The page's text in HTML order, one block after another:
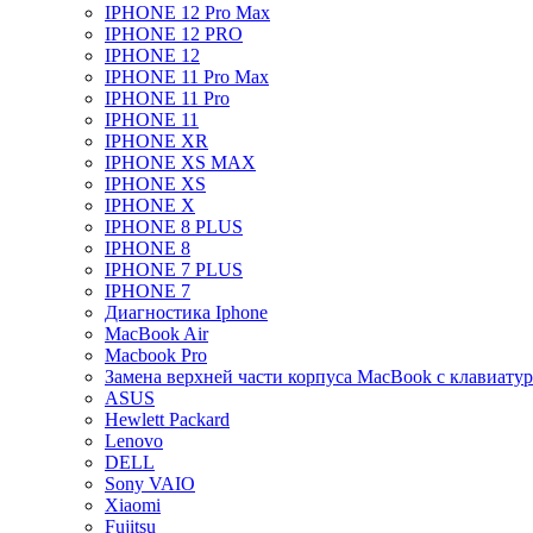
IPHONE 12 Pro Max
IPHONE 12 PRO
IPHONE 12
IPHONE 11 Pro Max
IPHONE 11 Pro
IPHONE 11
IPHONE XR
IPHONE XS MAX
IPHONE XS
IPHONE X
IPHONE 8 PLUS
IPHONE 8
IPHONE 7 PLUS
IPHONE 7
Диагностика Iphone
MacBook Air
Macbook Pro
Замена верхней части корпуса MacBook с
ASUS
Hewlett Packard
Lenovo
DELL
Sony VAIO
Xiaomi
Fujitsu